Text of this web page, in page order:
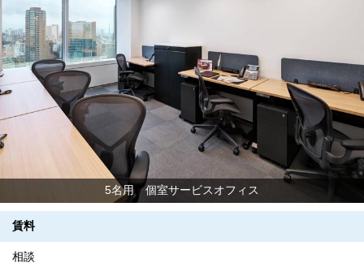
5名用 個室サービスオフィス
賃料
相談